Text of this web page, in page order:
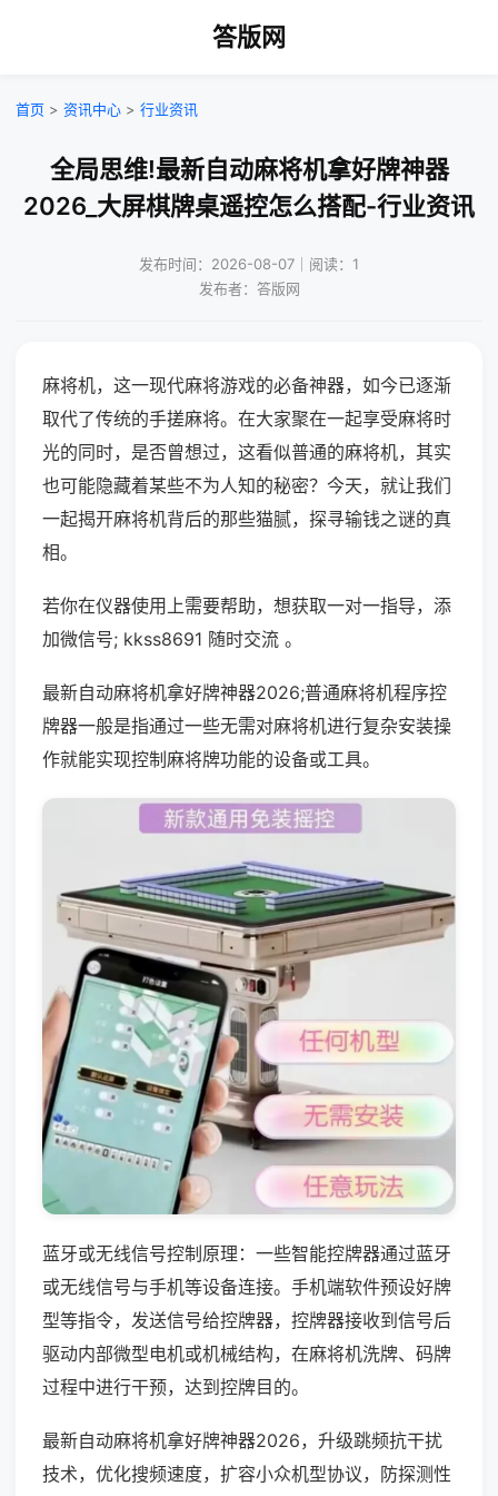
答版网
首页 > 资讯中心 > 行业资讯
全局思维!最新自动麻将机拿好牌神器
2026_大屏棋牌桌遥控怎么搭配-行业资讯
发布时间：2026-08-07｜阅读：1
发布者：答版网
麻将机，这一现代麻将游戏的必备神器，如今已逐渐
取代了传统的手搓麻将。在大家聚在一起享受麻将时
光的同时，是否曾想过，这看似普通的麻将机，其实
也可能隐藏着某些不为人知的秘密？今天，就让我们
一起揭开麻将机背后的那些猫腻，探寻输钱之谜的真
相。
若你在仪器使用上需要帮助，想获取一对一指导，添
加微信号; kkss8691 随时交流 。
最新自动麻将机拿好牌神器2026;普通麻将机程序控
牌器一般是指通过一些无需对麻将机进行复杂安装操
作就能实现控制麻将牌功能的设备或工具。
蓝牙或无线信号控制原理：一些智能控牌器通过蓝牙
或无线信号与手机等设备连接。手机端软件预设好牌
型等指令，发送信号给控牌器，控牌器接收到信号后
驱动内部微型电机或机械结构，在麻将机洗牌、码牌
过程中进行干预，达到控牌目的。
最新自动麻将机拿好牌神器2026，升级跳频抗干扰
技术，优化搜频速度，扩容小众机型协议，防探测性